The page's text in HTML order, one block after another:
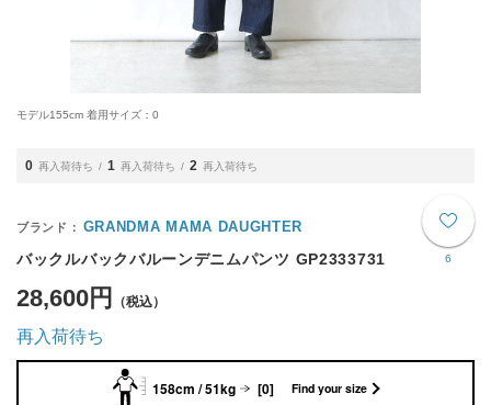
モデル155cm 着用サイズ：0
0 再入荷待ち 1 再入荷待ち 2 再入荷待ち
6
GRANDMA MAMA DAUGHTER
バックルバックバルーンデニムパンツ GP2333731
28,600円
再入荷待ち
158cm / 51kg [0] Find your size